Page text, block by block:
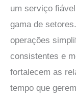
um serviço
gama de
operações
consistentes e
fortalecem as
tempo que